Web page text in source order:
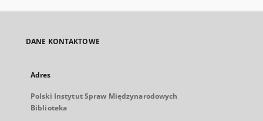
DANE KONTAKTOWE
Adres
Polski Instytut Spraw Międzynarodowych
Biblioteka